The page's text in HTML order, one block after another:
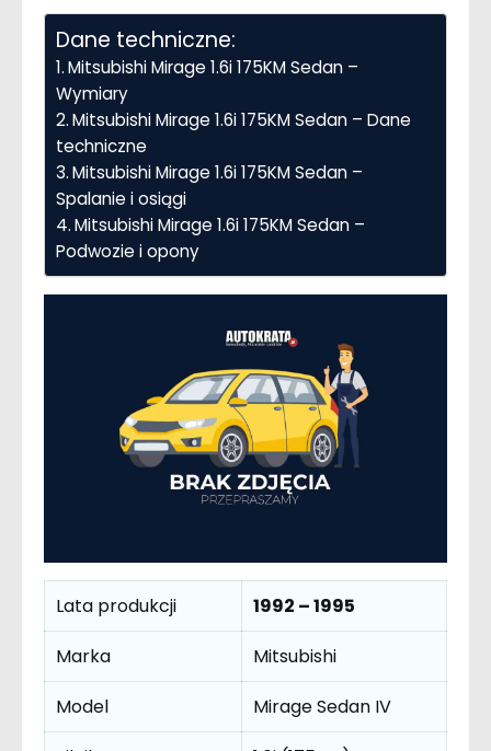
Dane techniczne:
Mitsubishi Mirage 1.6i 175KM Sedan –
Wymiary
Mitsubishi Mirage 1.6i 175KM Sedan – Dane
techniczne
Mitsubishi Mirage 1.6i 175KM Sedan –
Spalanie i osiągi
Mitsubishi Mirage 1.6i 175KM Sedan –
Podwozie i opony
Lata produkcji
1992 – 1995
Marka
Mitsubishi
Model
Mirage Sedan IV